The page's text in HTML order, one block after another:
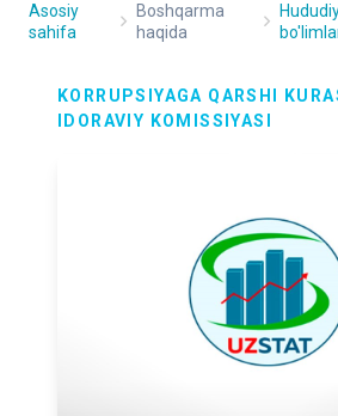
Asosiy
sahifa
Boshqarma
haqida
KORRUPSIYAGA QARSHI
IDORAVIY KOMISSIYASI